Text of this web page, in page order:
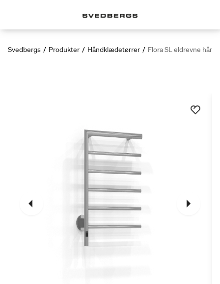
Svedbergs / Produkter / Håndklædetørrer / Flora SL eldrevne